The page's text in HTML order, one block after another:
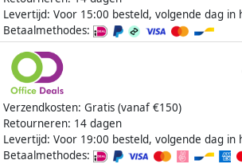
Levertijd: Voor 15:00 besteld, volgende dag in
Betaalmethodes:
Verzendkosten: Gratis (vanaf €150)
Retourneren: 14 dagen
Levertijd: Voor 19:00 besteld, volgende dag in
Betaalmethodes: